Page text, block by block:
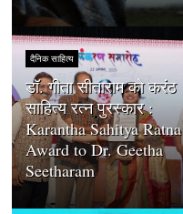
दैनिक साहित्य
डॉ. गीता सीताराम को करंठ
साहित्य रत्न पुरस्कार :
Karantha Sahitya Ratna
Award to Dr. Geetha
Seetharam